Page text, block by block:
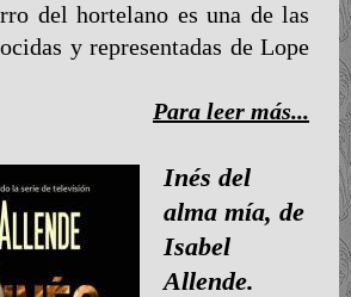
del hortelano es una de las
y representadas de Lope
Para leer más...
Inés del
alma mía, de
Isabel
Allende.